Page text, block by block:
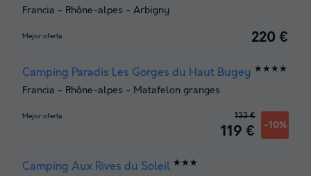
Francia - Rhône-alpes - Arbigny
Mejor oferta 220 €
Camping Paradis Les Gorges du Haut Bugey ★★★★
Francia - Rhône-alpes - Matafelon granges
Mejor oferta
119 € -10%
133 €
Camping Aux Rives du Soleil ★★★